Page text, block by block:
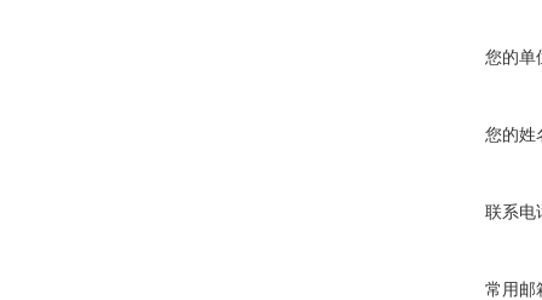
您的单
您的姓
联系电
常用邮